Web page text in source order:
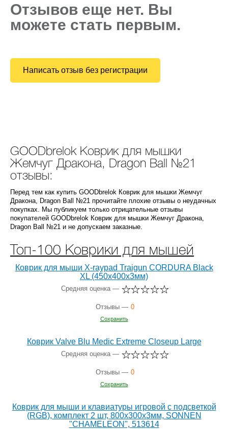
Отзывов еще нет. Вы
можете стать первым.
Написать отзыв без регистрации
GOODbrelok Коврик для мышки
Жемчуг Дракона, Dragon Ball №21
отзывы:
Перед тем как купить GOODbrelok Коврик для мышки Жемчуг
Дракона, Dragon Ball №21 прочитайте плохие отзывы о неудачных
покупках. Мы публикуем только отрицательные отзывы
покупателей GOODbrelok Коврик для мышки Жемчуг Дракона,
Dragon Ball №21 и не допускаем заказные.
Топ-100 Коврики для мышей
Коврик для мыши X-raypad Traigun CORDURA Black
XL (450x400x3мм)
Средняя оценка —
Отзывы — 0
Сохранить
Коврик Valve Blu Medic Extreme Closeup Large
Средняя оценка —
Отзывы — 0
Сохранить
Коврик для мыши и клавиатуры игровой с подсветкой
(RGB), комплект 2 шт, 800x300х3мм, SONNEN
"CHAMELEON", 513614